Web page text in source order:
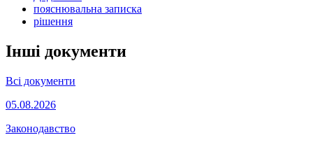
пояснювальна записка
рішення
Інші документи
Всі документи
05.08.2026
Законодавство